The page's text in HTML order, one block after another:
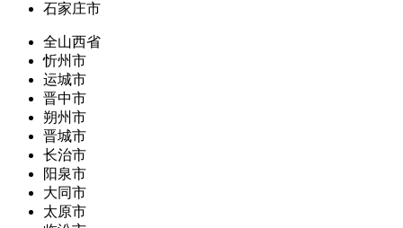
石家庄市
全山西省
忻州市
运城市
晋中市
朔州市
晋城市
长治市
阳泉市
大同市
太原市